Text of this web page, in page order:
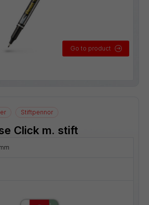
Go to product
Stiftpennor
Click m. stift